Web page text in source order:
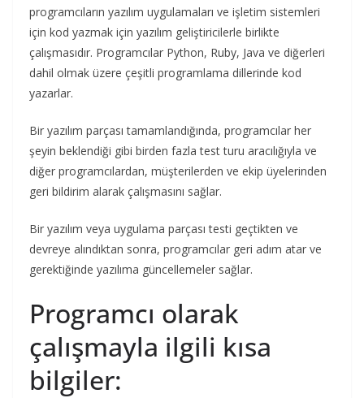
programcıların yazılım uygulamaları ve işletim sistemleri
için kod yazmak için yazılım geliştiricilerle birlikte
çalışmasıdır. Programcılar Python, Ruby, Java ve diğerleri
dahil olmak üzere çeşitli programlama dillerinde kod
yazarlar.
Bir yazılım parçası tamamlandığında, programcılar her
şeyin beklendiği gibi birden fazla test turu aracılığıyla ve
diğer programcılardan, müşterilerden ve ekip üyelerinden
geri bildirim alarak çalışmasını sağlar.
Bir yazılım veya uygulama parçası testi geçtikten ve
devreye alındıktan sonra, programcılar geri adım atar ve
gerektiğinde yazılıma güncellemeler sağlar.
Programcı olarak
çalışmayla ilgili kısa
bilgiler: